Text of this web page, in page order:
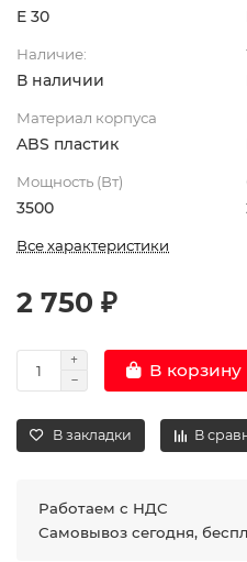
E 30
Наличие:
В наличии
Материал корпуса
ABS пластик
Мощность (Вт)
3500
Все характеристики
2 750 ₽
В корзину
В закладки В
Работаем с НДС
Самовывоз сегодня,